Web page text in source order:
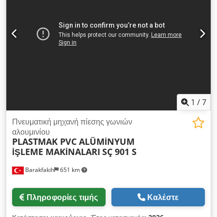
1 /7
Barakfakih 651 km
Πνευματική μηχανή πίεσης γωνιών
αλουμινίου
PLASTMAK PVC ALÜMİNYUM
İŞLEME MAKİNALARI SÇ 901 S
Πληροφορίες τιμής Καλέστε